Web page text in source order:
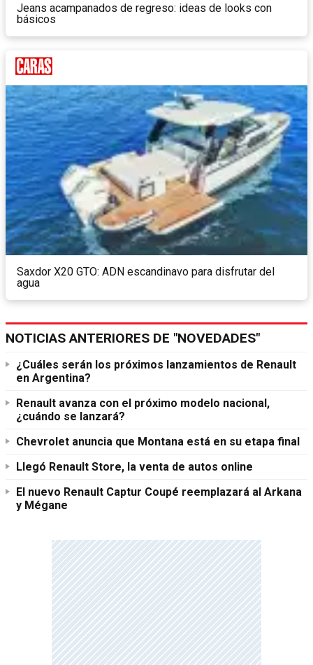
Jeans acampanados de regreso: ideas de looks con
básicos
Saxdor X20 GTO: ADN escandinavo para disfrutar del
agua
NOTICIAS ANTERIORES DE "NOVEDADES"
¿Cuáles serán los próximos lanzamientos de Renault
en Argentina?
Renault avanza con el próximo modelo nacional,
¿cuándo se lanzará?
Chevrolet anuncia que Montana está en su etapa final
Llegó Renault Store, la venta de autos online
El nuevo Renault Captur Coupé reemplazará al Arkana
y Mégane